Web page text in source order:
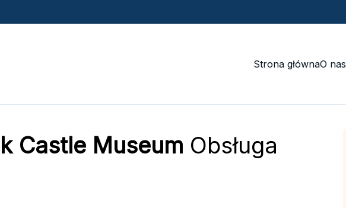
Strona głównaO nas
Castle Museum Obsługa